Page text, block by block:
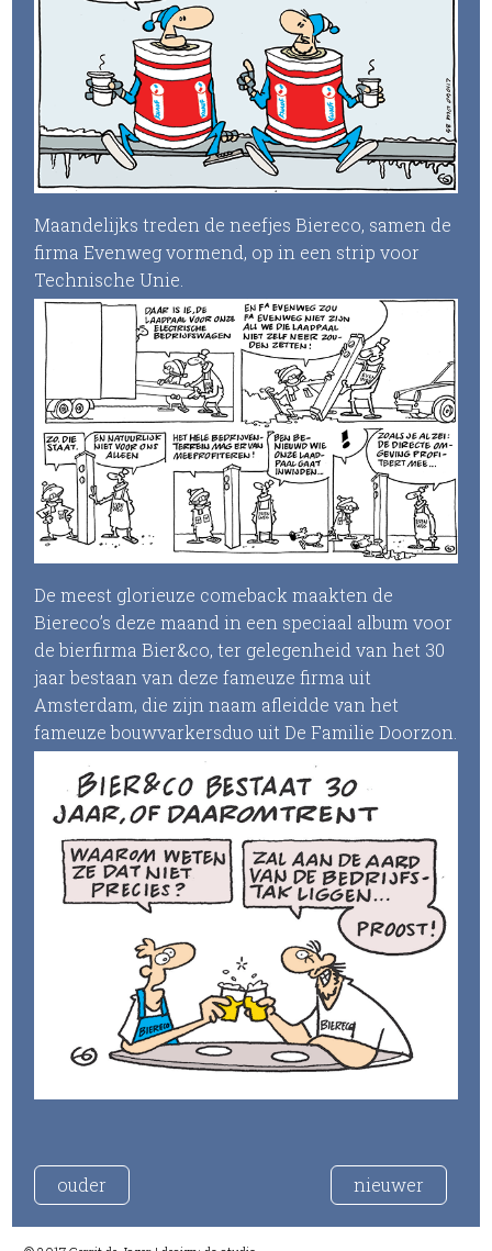
Maandelijks treden de neefjes Biereco, samen de
firma Evenweg vormend, op in een strip voor
Technische Unie.
De meest glorieuze comeback maakten de
Biereco’s deze maand in een speciaal album voor
de bierfirma Bier&co, ter gelegenheid van het 30
jaar bestaan van deze fameuze firma uit
Amsterdam, die zijn naam afleidde van het
fameuze bouwvarkersduo uit De Familie Doorzon.
ouder nieuwer